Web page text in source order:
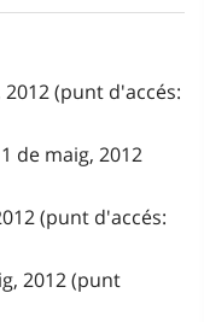
(punt d'accés:
de maig, 2012
(punt d'accés:
2012 (punt